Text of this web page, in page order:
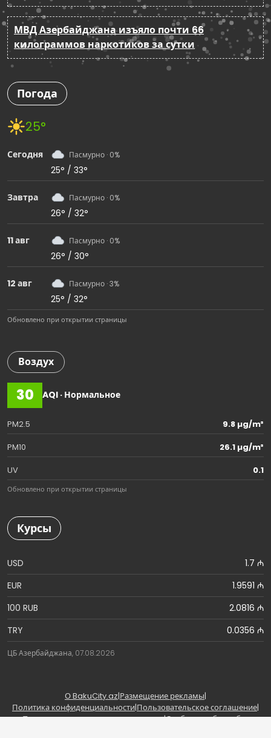
МВД Азербайджана изъяло почти 66
килограммов наркотиков за сутки
Погода
25°
Сегодня Пасмурно · 0%
25° / 33°
Завтра Пасмурно · 0%
26° / 32°
11 авг Пасмурно · 0%
26° / 30°
12 авг Пасмурно · 3%
25° / 32°
Обновлено при открытии страницы
Воздух
30 AQI · Нормальное
PM2.5
9.8 µg/m³
PM10
26.1 µg/m³
UV
0.1
Обновлено при открытии страницы
Курсы
USD
1.7 ₼
EUR
1.9591 ₼
100 RUB
2.0816 ₼
TRY
0.0356 ₼
ЦБ Азербайджана, 07.08.2026
О BakuCity.az|Размещение рекламы|
Политика конфиденциальности|Пользовательское соглашение|
Правила использования материалов|Сообщить об ошибке